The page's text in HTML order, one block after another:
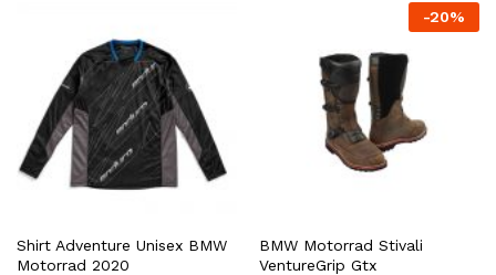
€142.00
Shirt Adventure Unisex BMW
Motorrad 2020
-20%
BMW Motorrad Stivali
VentureGrip Gtx